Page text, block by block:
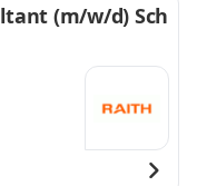
(m/w/d) Sch